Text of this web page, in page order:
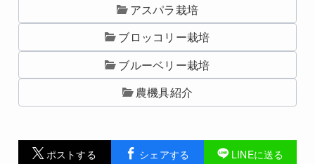
アスパラ栽培
ブロッコリー栽培
ブルーベリー栽培
農機具紹介
ポストする シェアする LINEに送る